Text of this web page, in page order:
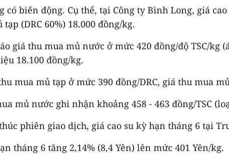
biến động. Cụ thể, tại Công ty Bình Long, giá
(DRC 60%) 18.000 đồng/kg.
giá thu mua mủ nước ở mức 420 đồng/độ TSC/
18.100 đồng/kg.
mua mủ tạp ở mức 390 đồng/DRC, giá thu mua
mủ nước ghi nhận khoảng 458 - 463 đồng/TSC
phiên giao dịch, giá cao su kỳ hạn tháng 6 tại
tháng 6 tăng 2,14% (8,4 Yên) lên mức 401 Yên/kg.